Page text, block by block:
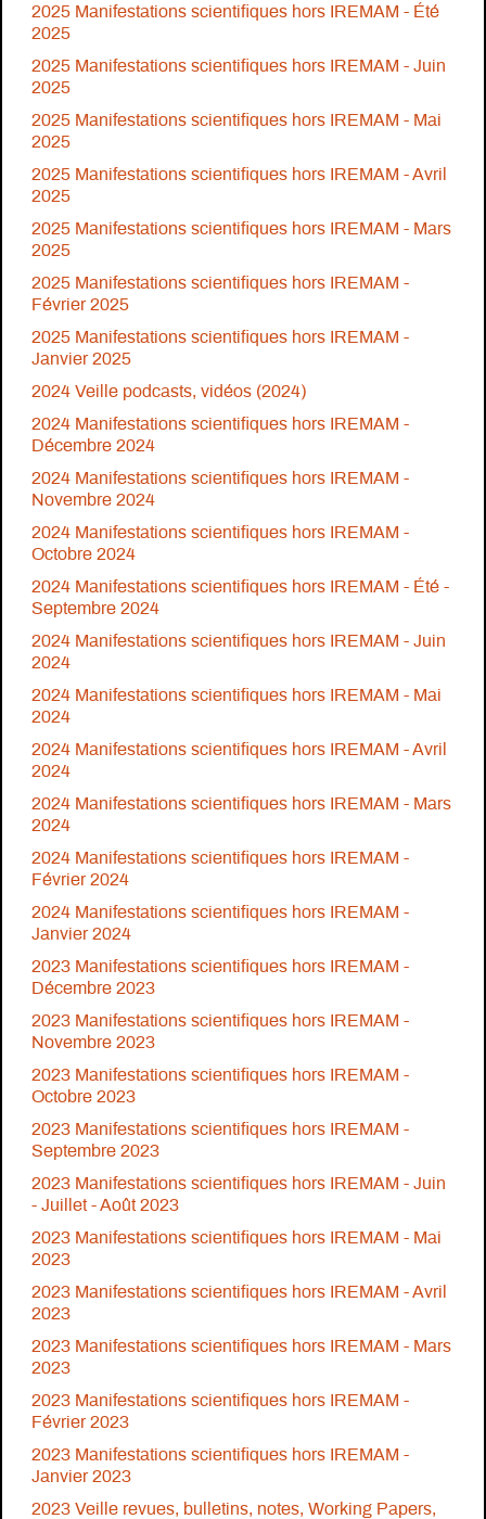
2025 Manifestations scientifiques hors IREMAM - Été
2025
2025 Manifestations scientifiques hors IREMAM - Juin
2025
2025 Manifestations scientifiques hors IREMAM - Mai
2025
2025 Manifestations scientifiques hors IREMAM - Avril
2025
2025 Manifestations scientifiques hors IREMAM - Mars
2025
2025 Manifestations scientifiques hors IREMAM -
Février 2025
2025 Manifestations scientifiques hors IREMAM -
Janvier 2025
2024 Veille podcasts, vidéos (2024)
2024 Manifestations scientifiques hors IREMAM -
Décembre 2024
2024 Manifestations scientifiques hors IREMAM -
Novembre 2024
2024 Manifestations scientifiques hors IREMAM -
Octobre 2024
2024 Manifestations scientifiques hors IREMAM - Été -
Septembre 2024
2024 Manifestations scientifiques hors IREMAM - Juin
2024
2024 Manifestations scientifiques hors IREMAM - Mai
2024
2024 Manifestations scientifiques hors IREMAM - Avril
2024
2024 Manifestations scientifiques hors IREMAM - Mars
2024
2024 Manifestations scientifiques hors IREMAM -
Février 2024
2024 Manifestations scientifiques hors IREMAM -
Janvier 2024
2023 Manifestations scientifiques hors IREMAM -
Décembre 2023
2023 Manifestations scientifiques hors IREMAM -
Novembre 2023
2023 Manifestations scientifiques hors IREMAM -
Octobre 2023
2023 Manifestations scientifiques hors IREMAM -
Septembre 2023
2023 Manifestations scientifiques hors IREMAM - Juin
- Juillet - Août 2023
2023 Manifestations scientifiques hors IREMAM - Mai
2023
2023 Manifestations scientifiques hors IREMAM - Avril
2023
2023 Manifestations scientifiques hors IREMAM - Mars
2023
2023 Manifestations scientifiques hors IREMAM -
Février 2023
2023 Manifestations scientifiques hors IREMAM -
Janvier 2023
2023 Veille revues, bulletins, notes, Working Papers,